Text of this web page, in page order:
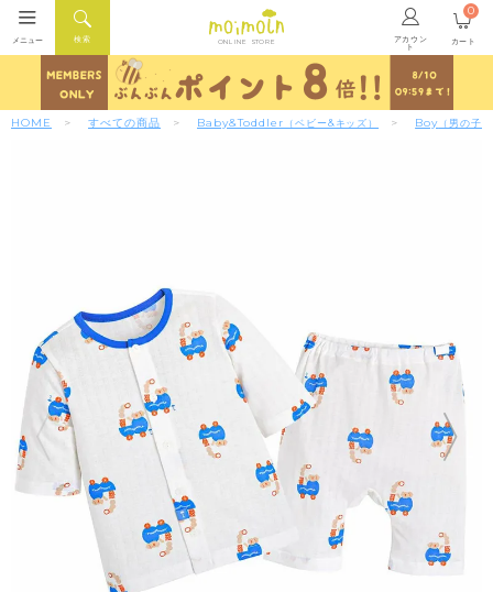
ONLINE STORE アカウン
ト
検索
メニュー カート
0
HOME すべての商品 Baby&Toddler （ベビー&キッズ） Boy （男の子）